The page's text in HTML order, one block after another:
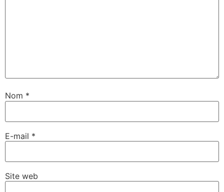
Nom *
E-mail *
Site web